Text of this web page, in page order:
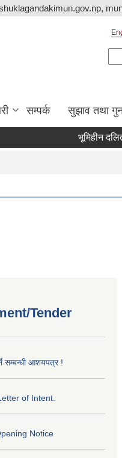
सम्पर्क सुझाव तथा
भूमिहीन दलित,
Tender
सम्बन्धी आशयपत्र !
of Intent.
Notice